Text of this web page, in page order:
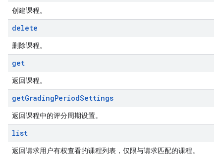
创建课程。
delete
删除课程。
get
返回课程。
getGradingPeriodSettings
返回课程中的评分周期设置。
list
返回请求用户有权查看的课程列表，仅限与请求匹配的课程。